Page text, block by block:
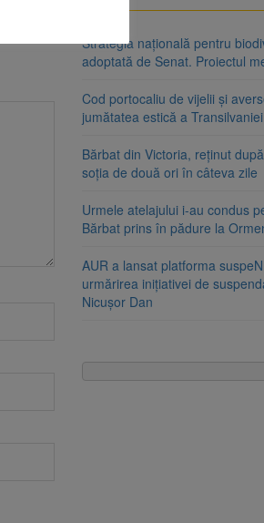
Strategia națională pentru
adoptată de Senat. Proiectul
Cod portocaliu de vijelii și
jumătatea estică a Transilvaniei
Bărbat din Victoria, reținut
soția de două ori în câteva zile
Urmele atelajului i-au condus
Bărbat prins în pădure la
AUR a lansat platforma
urmărirea inițiativei de
Nicușor Dan